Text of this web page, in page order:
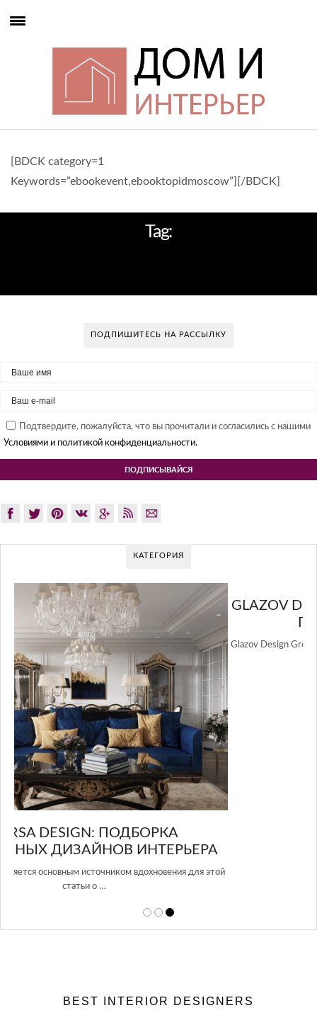
[BDCK category=1
Keywords=”ebookevent,ebooktopidmoscow”][/BDCK]
Tag:
ПОДПИШИТЕСЬ НА РАССЫЛКУ
Подтвердите, пожалуйста, что вы прочитали и согласились с нашими
Условиями и политикой конфиденциальности.
КАТЕГОРИЯ
GLAZOV DESIGN GROUP – УНИКАЛЬНЫЙ
ПОДХОД К ДИЗАЙНУ
Glazov Design Group- это одна из лучших студий дизайна интерьера
в Росси…
BEST INTERIOR DESIGNERS